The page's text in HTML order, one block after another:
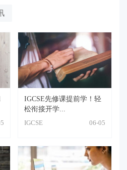
IGCSE先修课提前学！轻
松衔接开学...
IGCSE
06-05